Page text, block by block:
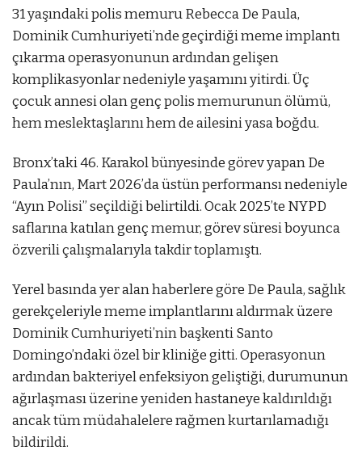
31 yaşındaki polis memuru Rebecca De Paula,
Dominik Cumhuriyeti’nde geçirdiği meme implantı
çıkarma operasyonunun ardından gelişen
komplikasyonlar nedeniyle yaşamını yitirdi. Üç
çocuk annesi olan genç polis memurunun ölümü,
hem meslektaşlarını hem de ailesini yasa boğdu.
Bronx’taki 46. Karakol bünyesinde görev yapan De
Paula’nın, Mart 2026’da üstün performansı nedeniyle
“Ayın Polisi” seçildiği belirtildi. Ocak 2025’te NYPD
saflarına katılan genç memur, görev süresi boyunca
özverili çalışmalarıyla takdir toplamıştı.
Yerel basında yer alan haberlere göre De Paula, sağlık
gerekçeleriyle meme implantlarını aldırmak üzere
Dominik Cumhuriyeti’nin başkenti Santo
Domingo’ndaki özel bir kliniğe gitti. Operasyonun
ardından bakteriyel enfeksiyon geliştiği, durumunun
ağırlaşması üzerine yeniden hastaneye kaldırıldığı
ancak tüm müdahalelere rağmen kurtarılamadığı
bildirildi.